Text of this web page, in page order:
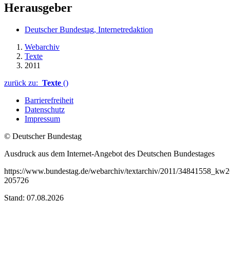
Herausgeber
Deutscher Bundestag, Internetredaktion
Webarchiv
Texte
2011
zurück zu: Texte ()
Barrierefreiheit
Datenschutz
Impressum
© Deutscher Bundestag
Ausdruck aus dem Internet-Angebot des Deutschen Bundestages
https://www.bundestag.de/webarchiv/textarchiv/2011/
205726
Stand: 07.08.2026